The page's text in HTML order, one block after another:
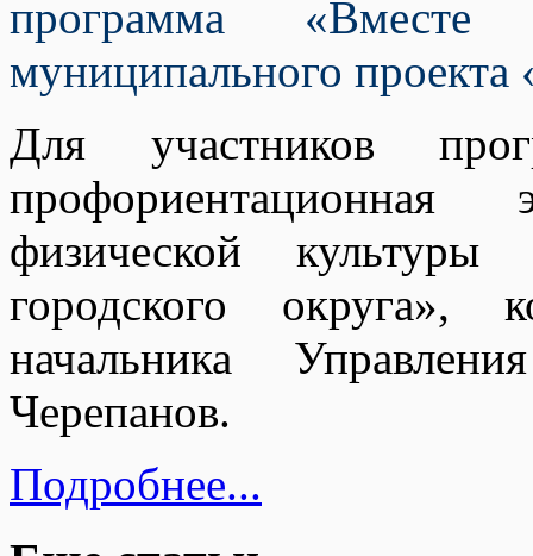
программа
муниципального
Для участников
физической
городского округа»,
начальника
Черепанов.
Подробнее...